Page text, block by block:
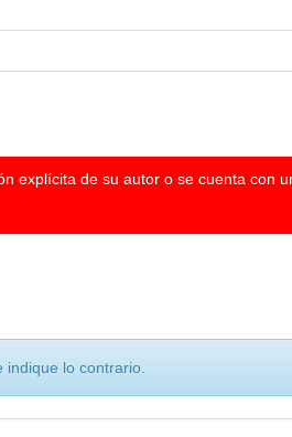
explícita de su autor o se cuenta con
lo contrario.